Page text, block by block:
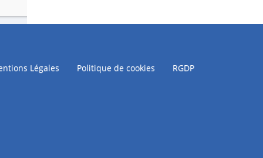
Légales Politique de cookies RGDP